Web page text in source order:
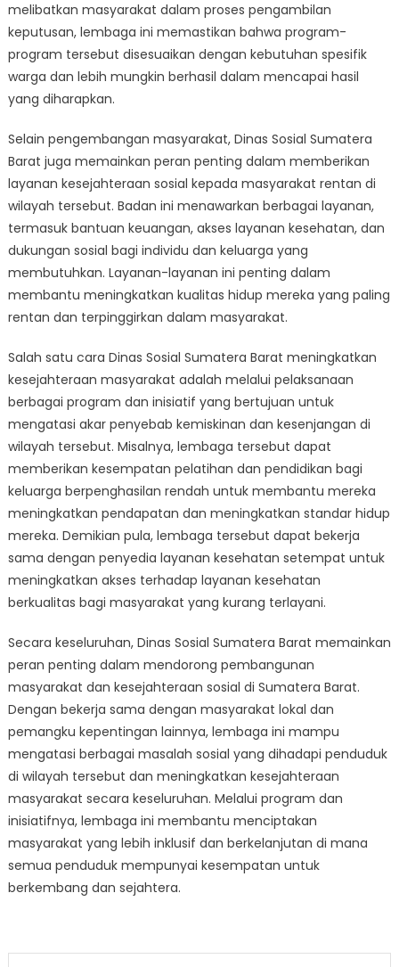
melibatkan masyarakat dalam proses pengambilan
keputusan, lembaga ini memastikan bahwa program-
program tersebut disesuaikan dengan kebutuhan spesifik
warga dan lebih mungkin berhasil dalam mencapai hasil
yang diharapkan.
Selain pengembangan masyarakat, Dinas Sosial Sumatera
Barat juga memainkan peran penting dalam memberikan
layanan kesejahteraan sosial kepada masyarakat rentan di
wilayah tersebut. Badan ini menawarkan berbagai layanan,
termasuk bantuan keuangan, akses layanan kesehatan, dan
dukungan sosial bagi individu dan keluarga yang
membutuhkan. Layanan-layanan ini penting dalam
membantu meningkatkan kualitas hidup mereka yang paling
rentan dan terpinggirkan dalam masyarakat.
Salah satu cara Dinas Sosial Sumatera Barat meningkatkan
kesejahteraan masyarakat adalah melalui pelaksanaan
berbagai program dan inisiatif yang bertujuan untuk
mengatasi akar penyebab kemiskinan dan kesenjangan di
wilayah tersebut. Misalnya, lembaga tersebut dapat
memberikan kesempatan pelatihan dan pendidikan bagi
keluarga berpenghasilan rendah untuk membantu mereka
meningkatkan pendapatan dan meningkatkan standar hidup
mereka. Demikian pula, lembaga tersebut dapat bekerja
sama dengan penyedia layanan kesehatan setempat untuk
meningkatkan akses terhadap layanan kesehatan
berkualitas bagi masyarakat yang kurang terlayani.
Secara keseluruhan, Dinas Sosial Sumatera Barat memainkan
peran penting dalam mendorong pembangunan
masyarakat dan kesejahteraan sosial di Sumatera Barat.
Dengan bekerja sama dengan masyarakat lokal dan
pemangku kepentingan lainnya, lembaga ini mampu
mengatasi berbagai masalah sosial yang dihadapi penduduk
di wilayah tersebut dan meningkatkan kesejahteraan
masyarakat secara keseluruhan. Melalui program dan
inisiatifnya, lembaga ini membantu menciptakan
masyarakat yang lebih inklusif dan berkelanjutan di mana
semua penduduk mempunyai kesempatan untuk
berkembang dan sejahtera.